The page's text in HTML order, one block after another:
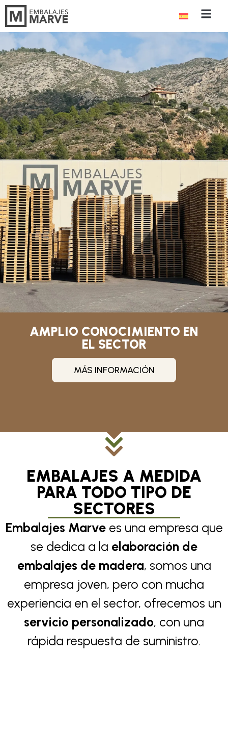
AMPLIO CONOCIMIENTO EN
EL SECTOR
MÁS INFORMACIÓN
EMBALAJES A MEDIDA
PARA TODO TIPO DE
SECTORES
Embalajes Marvees una empresa que
se dedica a la elaboración de
embalajes de madera, somos una
empresa joven, pero con mucha
experiencia en el sector, ofrecemos un
servicio personalizado, con una
rápida respuesta de suministro.